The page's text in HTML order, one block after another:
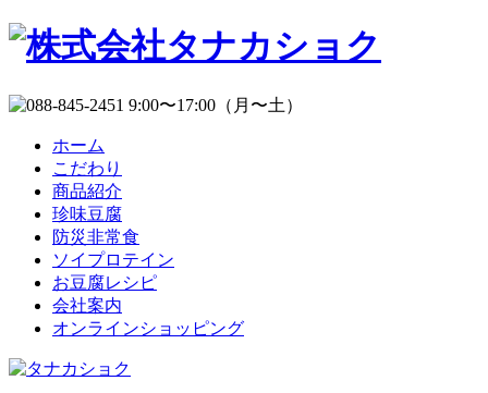
ホーム
こだわり
商品紹介
珍味豆腐
防災非常食
ソイプロテイン
お豆腐レシピ
会社案内
オンラインショッピング